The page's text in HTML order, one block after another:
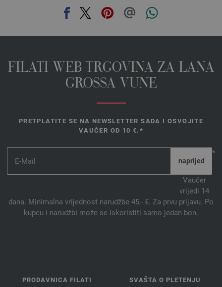
FILATI WEB TRGOVINA ZA LANA
GROSSA VUNE
PRETPLATITE SE NA NEWSLETTER SADA I OSVOJITE
VAUČER OD 10 €.*
*
Vaučer
vrijedi 14
dana. Minimalna vrijednost narudžbe 45,- €. Za prvu prijavu. Po
kupcu i narudžbi može se iskoristiti samo jedan bon.
PRODAVNICA FILATI SVAŠTA O PLETENJU